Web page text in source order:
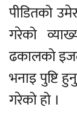
पीडितको
गरेको
ढकालको
भनाइ पुष्टि
गरेको हो ।